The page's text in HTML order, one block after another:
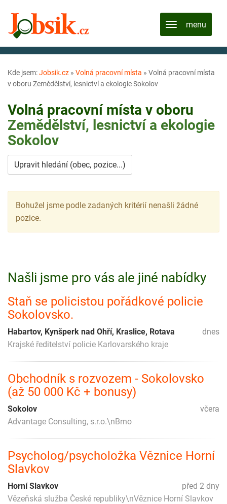
Kde jsem:Jobsik.cz » Volná pracovní místa » Volná pracovní místa
v oboru Zemědělství, lesnictví a ekologie Sokolov
Volná pracovní místa v oboru
Zemědělství, lesnictví a ekologie
Sokolov
Upravit hledání (obec, pozice...)
Bohužel jsme podle zadaných kritérií nenašli žádné
pozice.
Našli jsme pro vás ale jiné nabídky
Staň se policistou pořádkové policie
Sokolovsko.
dnes
Habartov, Kynšperk nad Ohří, Kraslice, Rotava
Krajské ředitelství policie Karlovarského kraje
Obchodník s rozvozem - Sokolovsko
(až 50 000 Kč + bonusy)
včera
Sokolov
Advantage Consulting, s.r.o.\nBrno
Psycholog/psycholožka Věznice Horní
Slavkov
před 2 dny
Horní Slavkov
Vězeňská služba České republiky\nVěznice Horní Slavkov